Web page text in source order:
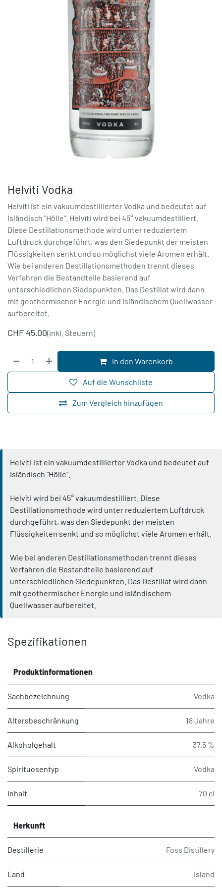
Helvíti Vodka
Helvíti ist ein vakuumdestillierter Vodka und bedeutet auf
Isländisch "Hölle". Helvíti wird bei 45° vakuumdestilliert.
Diese Destillationsmethode wird unter reduziertem
Luftdruck durchgeführt, was den Siedepunkt der meisten
Flüssigkeiten senkt und so möglichst viele Aromen erhält.
Wie bei anderen Destillationsmethoden trennt dieses
Verfahren die Bestandteile basierend auf
unterschiedlichen Siedepunkten. Das Destillat wird dann
mit geothermischer Energie und isländischem Quellwasser
aufbereitet.
CHF 45.00(inkl. Steuern)
In den Warenkorb
Zum Vergleich hinzufügen
Auf die Wunschliste
Helvíti ist ein vakuumdestillierter Vodka und bedeutet auf
Isländisch "Hölle".
Helvíti wird bei 45° vakuumdestilliert. Diese
Destillationsmethode wird unter reduziertem Luftdruck
durchgeführt, was den Siedepunkt der meisten
Flüssigkeiten senkt und so möglichst viele Aromen erhält.
Wie bei anderen Destillationsmethoden trennt dieses
Verfahren die Bestandteile basierend auf
unterschiedlichen Siedepunkten. Das Destillat wird dann
mit geothermischer Energie und isländischem
Quellwasser aufbereitet.
Spezifikationen
Produktinformationen
Sachbezeichnung Vodka
Altersbeschränkung 18 Jahre
Alkoholgehalt 37.5 %
Spirituosentyp Vodka
Inhalt 70 cl
Herkunft
Destillerie Foss Distillery
Land Island